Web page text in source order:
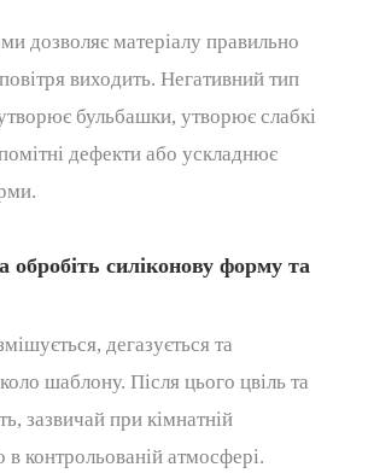
дозволяє матеріалу правильно
виходить. Негативний тип
бульбашки, утворює слабкі
дефекти або ускладнює
обробіть силіконову форму та
дегазується та
шаблону. Після цього цвіль та
зазвичай при кімнатній
в контрольованій атмосфері.